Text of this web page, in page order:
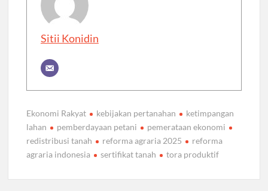
Sitii Konidin
Ekonomi Rakyat kebijakan pertanahan
ketimpangan
lahan
pemberdayaan petani
pemerataan ekonomi
redistribusi tanah
reforma agraria 2025
reforma
agraria indonesia
sertifikat tanah tora produktif